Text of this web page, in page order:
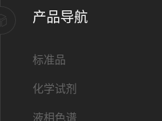
产品导航
标准品
化学试剂
液相色谱